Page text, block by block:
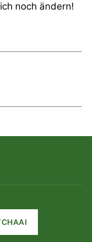
noch ändern!